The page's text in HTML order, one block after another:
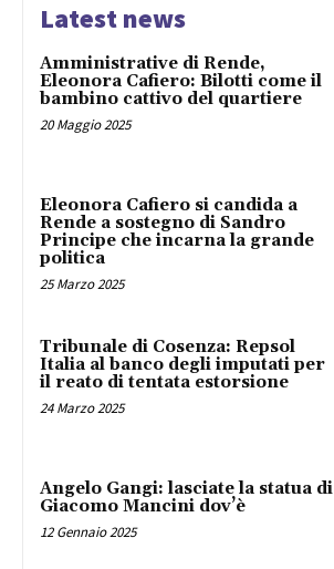
Latest news
Amministrative di Rende,
Eleonora Cafiero: Bilotti come il
bambino cattivo del quartiere
20 Maggio 2025
Eleonora Cafiero si candida a
Rende a sostegno di Sandro
Principe che incarna la grande
politica
25 Marzo 2025
Tribunale di Cosenza: Repsol
Italia al banco degli imputati per
il reato di tentata estorsione
24 Marzo 2025
Angelo Gangi: lasciate la statua di
Giacomo Mancini dov’è
12 Gennaio 2025